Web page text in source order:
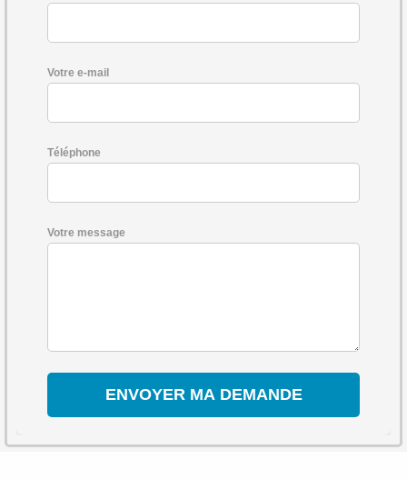
Votre e-mail
Téléphone
Votre message